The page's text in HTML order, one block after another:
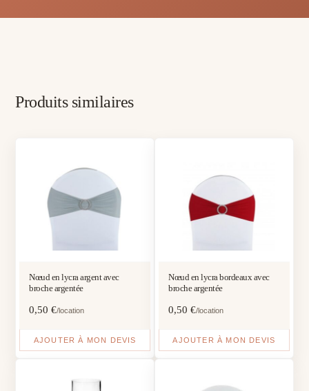
Produits similaires
Nœud en lycra argent avec
broche argentée
0,50€/location
AJOUTER À MON DEVIS
Nœud en lycra bordeaux avec
broche argentée
0,50 €/location
AJOUTER À MON DEVIS